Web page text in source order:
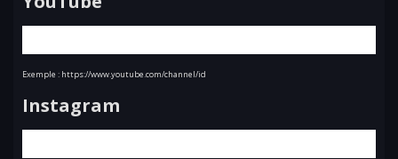
Exemple : https://www.youtube.com/channel/id
Instagram